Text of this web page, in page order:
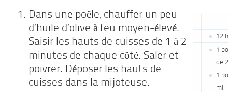
12
1
de
1
ml
Dans une poêle, chauffer un peu
d’huile d’olive à feu moyen-élevé.
Saisir les hauts de cuisses de 1 à 2
minutes de chaque côté. Saler et
poivrer. Déposer les hauts de
cuisses dans la mijoteuse.